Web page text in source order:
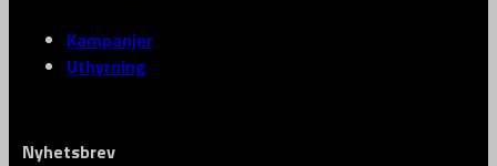
Kampanjer
Uthyrning
Nyhetsbrev